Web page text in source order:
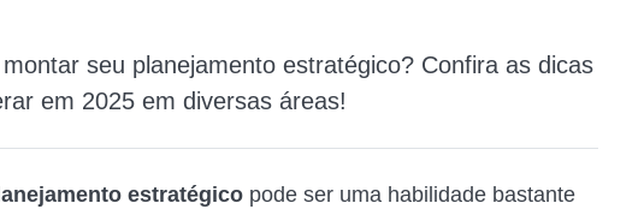
seu planejamento estratégico? Confira as dicas
em 2025 em diversas áreas!
estratégico pode ser uma habilidade bastante